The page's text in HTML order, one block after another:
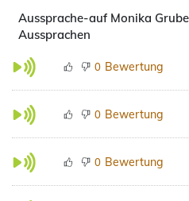
Aussprache-auf Monika
Aussprachen
0 Bewertung
0 Bewertung
0 Bewertung